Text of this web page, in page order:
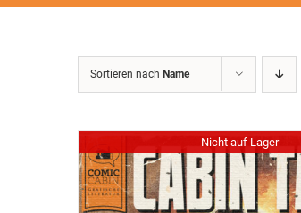
Sortieren nach Name
Nicht auf Lager